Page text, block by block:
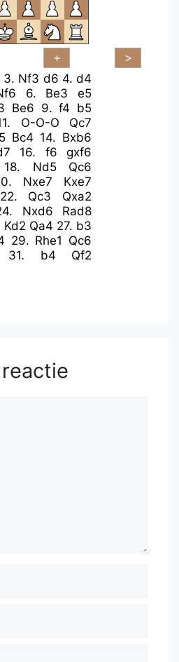
3. Nf3 d6 4.d4
6. Be3
e5
Be6 9.f4 b5
O-O-O
Qc7
Bc4 14. Bxb6
16. f6
gxf6
18. Nd5
Qc6
Nxe7
Kxe7
22. Qc3
Qxa2
Nxd6
Rad8
Kd2 Qa4 27. b3
29. Rhe1 Qc6
31. b4
Qf2